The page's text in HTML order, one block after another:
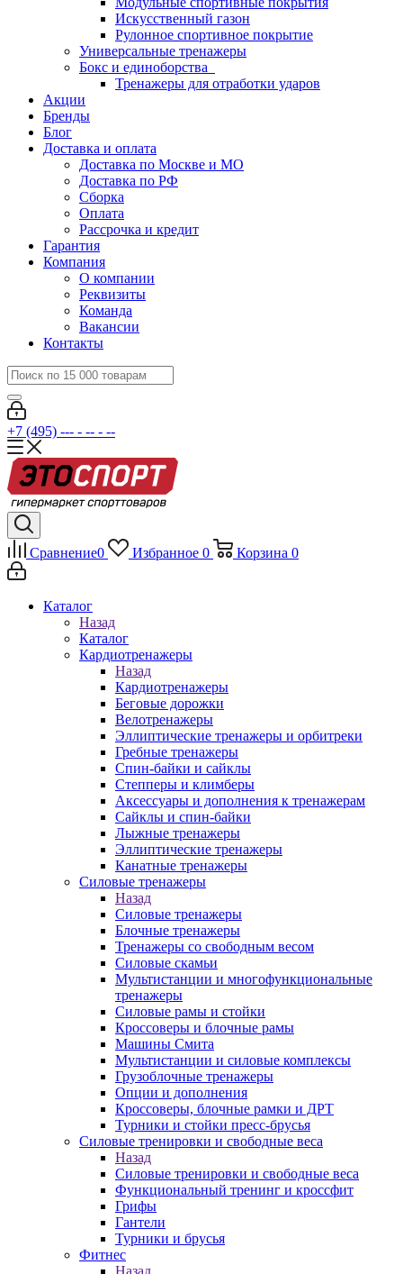
Искусственный газон
Рулонное спортивное покрытие
Универсальные тренажеры
Бокс и единоборства
Тренажеры для отработки ударов
Акции
Бренды
Блог
Доставка и оплата
Доставка по Москве и МО
Доставка по РФ
Сборка
Оплата
Рассрочка и кредит
Гарантия
Компания
О компании
Реквизиты
Команда
Вакансии
Контакты
+7 (495) --- - -- - --
Сравнение0 Избранное 0 Корзина 0
Каталог
Назад
Каталог
Кардиотренажеры
Назад
Кардиотренажеры
Беговые дорожки
Велотренажеры
Эллиптические тренажеры и орбитреки
Гребные тренажеры
Спин-байки и сайклы
Степперы и климберы
Аксессуары и дополнения к тренажерам
Сайклы и спин-байки
Лыжные тренажеры
Эллиптические тренажеры
Канатные тренажеры
Силовые тренажеры
Назад
Силовые тренажеры
Блочные тренажеры
Тренажеры со свободным весом
Силовые скамьи
Мультистанции и многофункциональные
тренажеры
Силовые рамы и стойки
Кроссоверы и блочные рамы
Машины Смита
Мультистанции и силовые комплексы
Грузоблочные тренажеры
Опции и дополнения
Кроссоверы, блочные рамки и ДРТ
Турники и стойки пресс-брусья
Силовые тренировки и свободные веса
Назад
Силовые тренировки и свободные веса
Функциональный тренинг и кроссфит
Грифы
Гантели
Турники и брусья
Фитнес
Назад